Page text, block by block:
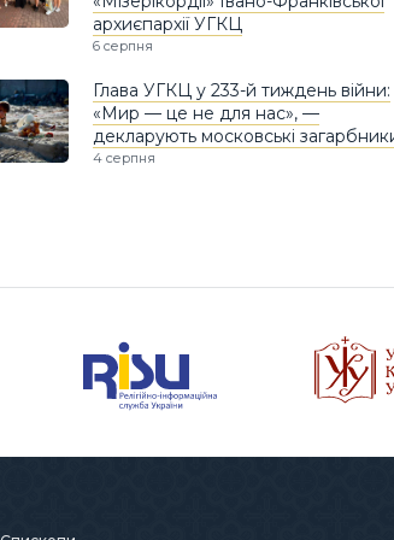
архиєпархії УГКЦ
6 серпня
Глава УГКЦ у 233-й тиждень війни:
«Мир — це не для нас», —
декларують московські
4 серпня